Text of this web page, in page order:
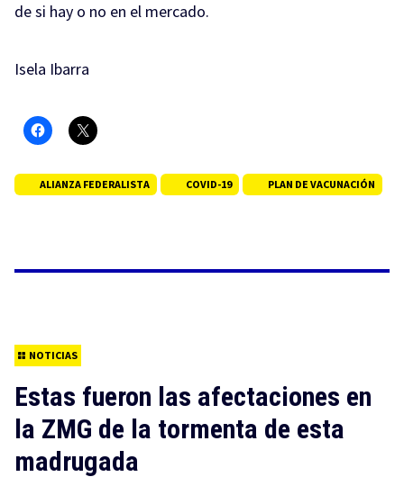
de si hay o no en el mercado.
Isela Ibarra
ALIANZA FEDERALISTA COVID-19 PLAN DE VACUNACIÓN
NOTICIAS
Estas fueron las afectaciones en
la ZMG de la tormenta de esta
madrugada